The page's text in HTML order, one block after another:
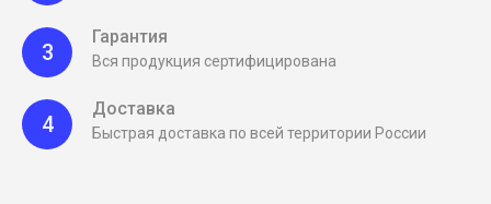
3
Гарантия
Вся продукция сертифицирована
4
Доставка
Быстрая доставка по всей территории России